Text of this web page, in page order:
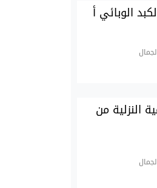
الوبائي أ
النزلية من